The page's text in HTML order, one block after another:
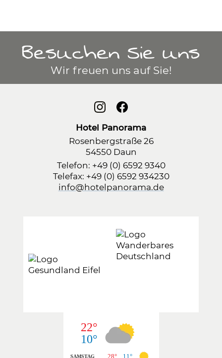
Besuchen Sie uns
Wir freuen uns auf Sie!
Hotel Panorama
Rosenbergstraße 26
54550 Daun
Telefon: +49 (0) 6592 9340
Telefax: +49 (0) 6592 934230
info@hotelpanorama.de